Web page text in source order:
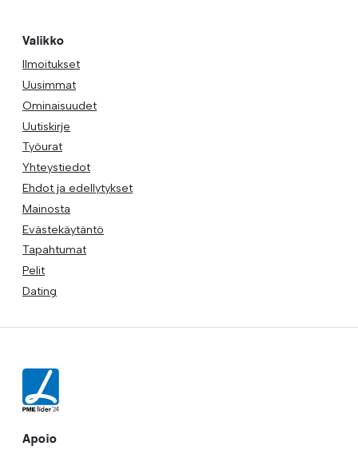
Valikko
Ilmoitukset
Uusimmat
Ominaisuudet
Uutiskirje
Työurat
Yhteystiedot
Ehdot ja edellytykset
Mainosta
Evästekäytäntö
Tapahtumat
Pelit
Dating
Apoio